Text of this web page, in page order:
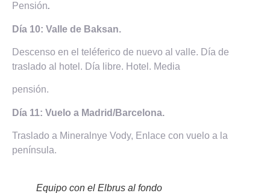
Pensión.
Día 10: Valle de Baksan.
Descenso en el teléferico de nuevo al valle. Día de
traslado al hotel. Día libre. Hotel. Media
pensión.
Día 11: Vuelo a Madrid/Barcelona.
Traslado a Mineralnye Vody, Enlace con vuelo a la
península.
Equipo con el Elbrus al fondo